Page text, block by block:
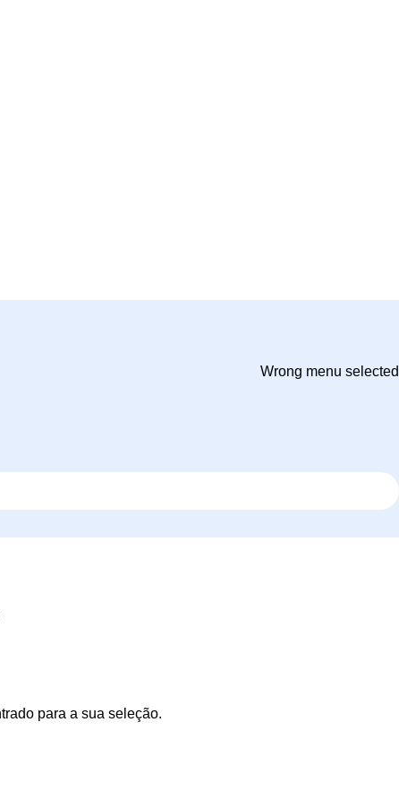
Wrong menu selected
para a sua seleção.